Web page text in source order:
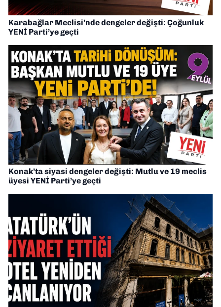
Karabağlar Meclisi’nde dengeler değişti: Çoğunluk
YENİ Parti’ye geçti
Konak’ta siyasi dengeler değişti: Mutlu ve 19 meclis
üyesi YENİ Parti’ye geçti